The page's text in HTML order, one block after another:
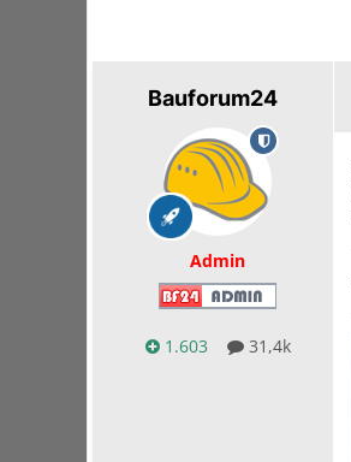
Bauforum24
Admin
1.603 31,4k